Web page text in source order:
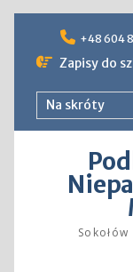
content
+48 604
Zapisy do
Na skróty